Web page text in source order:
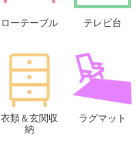
ローテーブル テレビ台
衣類＆玄関収
納
ラグマット